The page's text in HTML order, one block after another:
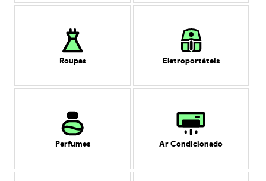
Roupas Eletroportáteis
Perfumes Ar Condicionado